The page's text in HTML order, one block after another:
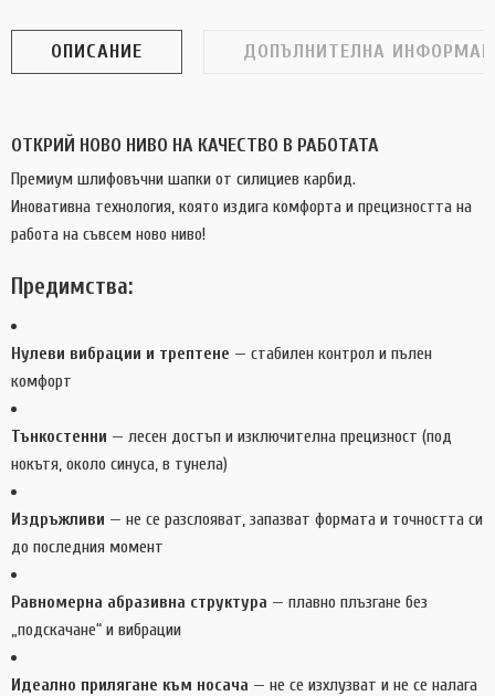
ОПИСАНИЕ ДОПЪЛНИТЕЛНА
ОТКРИЙ НОВО НИВО НА КАЧЕСТВО В РАБОТАТА
Премиум шлифовъчни шапки от силициев карбид.
Иновативна технология, която издига комфорта и прецизността на
работа на съвсем ново ниво!
Предимства:
Нулеви вибрации и трептене — стабилен контрол и пълен
комфорт
Тънкостенни — лесен достъп и изключителна прецизност (под
нокътя, около синуса, в тунела)
Издръжливи — не се разслояват, запазват формата и точността си
до последния момент
Равномерна абразивна структура — плавно плъзгане без
„подскачане“ и вибрации
Идеално прилягане към носача — не се изхлузват и не се налага